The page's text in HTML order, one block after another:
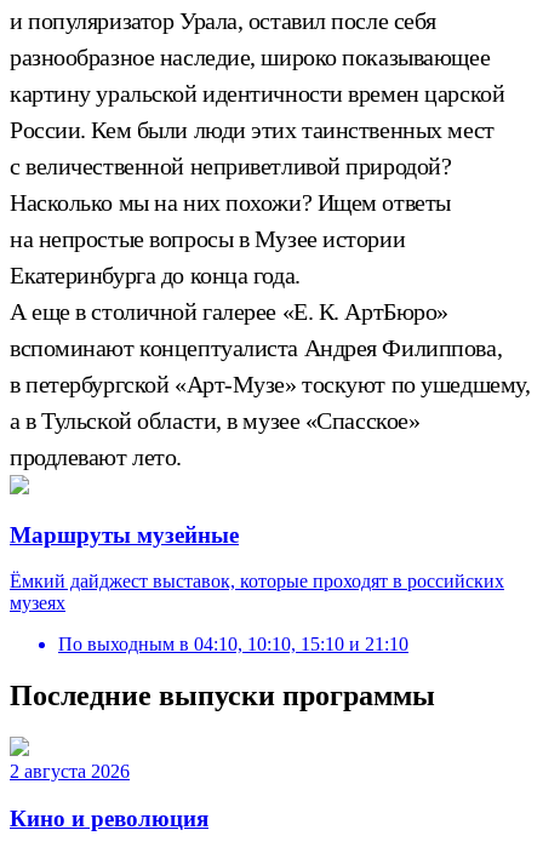
и популяризатор Урала, оставил после себя
разнообразное наследие, широко показывающее
картину уральской идентичности времен царской
России. Кем были люди этих таинственных мест
с величественной неприветливой природой?
Насколько мы на них похожи? Ищем ответы
на непростые вопросы в Музее истории
Екатеринбурга до конца года.
А еще в столичной галерее «Е. К. АртБюро»
вспоминают концептуалиста Андрея Филиппова,
в петербургской «Арт-Музе» тоскуют по ушедшему,
а в Тульской области, в музее «Спасское»
продлевают лето.
Маршруты музейные
Ёмкий дайджест выставок, которые проходят в российских
музеях
По выходным в 04:10, 10:10, 15:10 и 21:10
Последние выпуски программы
2 августа 2026
Кино и революция